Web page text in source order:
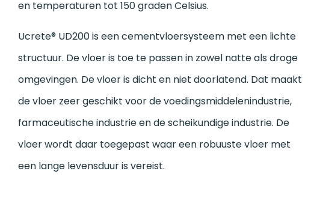
en temperaturen tot 150 graden Celsius.
Ucrete® UD200 is een cementvloersysteem met een lichte
structuur. De vloer is toe te passen in zowel natte als droge
omgevingen. De vloer is dicht en niet doorlatend. Dat maakt
de vloer zeer geschikt voor de voedingsmiddelenindustrie,
farmaceutische industrie en de scheikundige industrie. De
vloer wordt daar toegepast waar een robuuste vloer met
een lange levensduur is vereist.